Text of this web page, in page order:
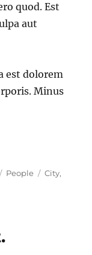
quod. Est
aut
est dolorem
Minus
quia
Categories
People Tags
City,